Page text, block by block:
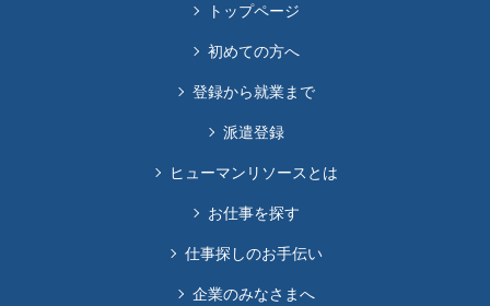
トップページ
初めての方へ
登録から就業まで
派遣登録
ヒューマンリソースとは
お仕事を探す
仕事探しのお手伝い
企業のみなさまへ